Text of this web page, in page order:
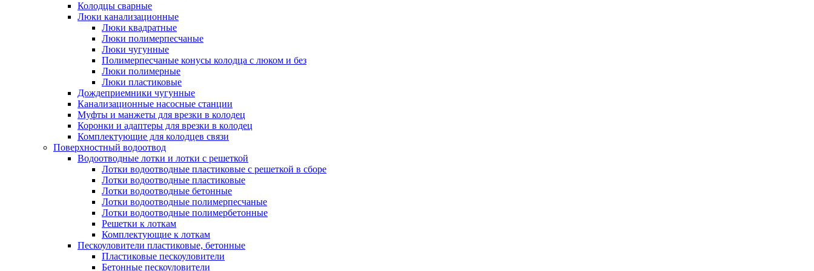
Колодцы сварные
Люки канализационные
Люки квадратные
Люки полимерпесчаные
Люки чугунные
Полимерпесчаные конусы колодца с люком и без
Люки полимерные
Люки пластиковые
Дождеприемники чугунные
Канализационные насосные станции
Муфты и манжеты для врезки в колодец
Коронки и адаптеры для врезки в колодец
Комплектующие для колодцев связи
Поверхностный водоотвод
Водоотводные лотки и лотки с решеткой
Лотки водоотводные пластиковые с решеткой в сборе
Лотки водоотводные пластиковые
Лотки водоотводные бетонные
Лотки водоотводные полимерпесчаные
Лотки водоотводные полимербетонные
Решетки к лоткам
Комплектующие к лоткам
Пескоуловители пластиковые, бетонные
Пластиковые пескоуловители
Бетонные пескоуловители